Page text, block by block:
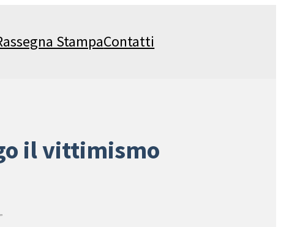
StampaContatti
il vittimismo